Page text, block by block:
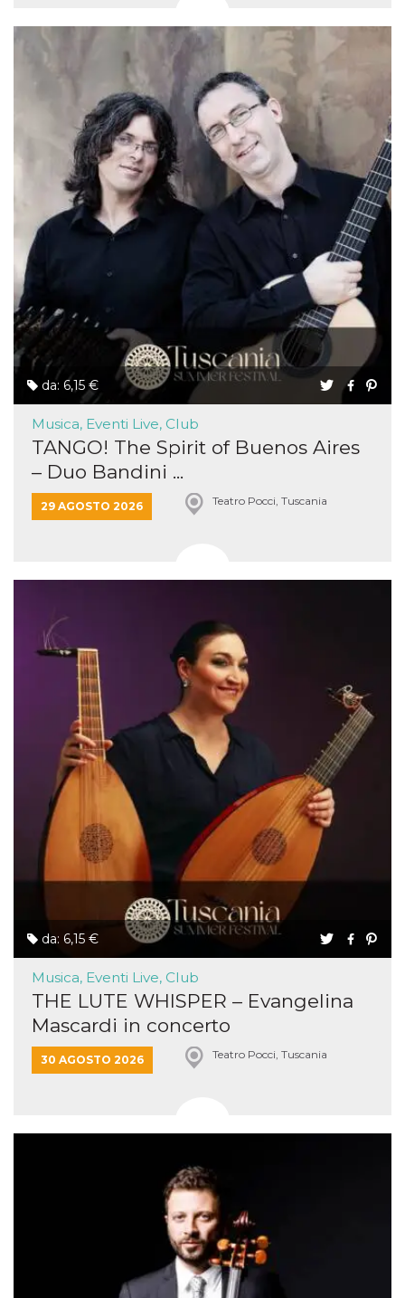
da: 6,15 €
Musica, Eventi Live, Club
TANGO! The Spirit of Buenos Aires
– Duo Bandini ...
29 AGOSTO 2026 Teatro Pocci, Tuscania
da: 6,15 €
Musica, Eventi Live, Club
THE LUTE WHISPER – Evangelina
Mascardi in concerto
30 AGOSTO 2026 Teatro Pocci, Tuscania